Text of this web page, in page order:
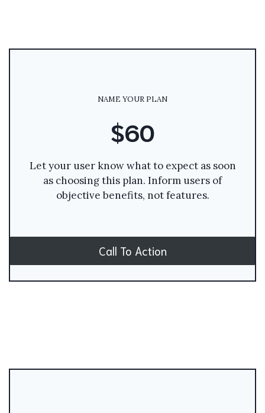
NAME YOUR PLAN
$60
Let your user know what to expect as soon
as choosing this plan. Inform users of
objective benefits, not features.
Call To Action